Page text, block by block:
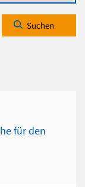
Suchen
für den